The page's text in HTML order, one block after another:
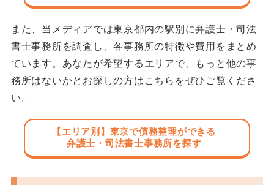
また、当メディアでは東京都内の駅別に弁護士・司法
書士事務所を調査し、各事務所の特徴や費用をまとめ
ています。あなたが希望するエリアで、もっと他の事
務所はないかとお探しの方はこちらをぜひご覧くださ
い。
【エリア別】東京で債務整理ができる
弁護士・司法書士事務所を探す